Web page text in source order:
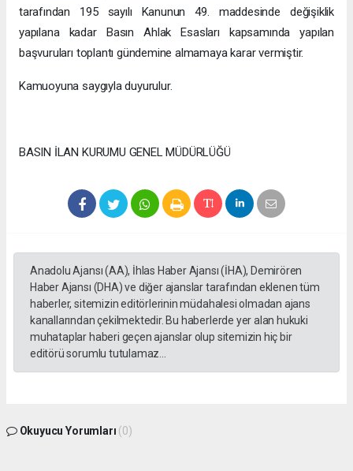
tarafından 195 sayılı Kanunun 49. maddesinde değişiklik
yapılana kadar Basın Ahlak Esasları kapsamında yapılan
başvuruları toplantı gündemine almamaya karar vermiştir.
Kamuoyuna saygıyla duyurulur.
BASIN İLAN KURUMU GENEL MÜDÜRLÜĞÜ
Anadolu Ajansı (AA), İhlas Haber Ajansı (İHA), Demirören
Haber Ajansı (DHA) ve diğer ajanslar tarafından eklenen tüm
haberler, sitemizin editörlerinin müdahalesi olmadan ajans
kanallarından çekilmektedir. Bu haberlerde yer alan hukuki
muhataplar haberi geçen ajanslar olup sitemizin hiç bir
editörü sorumlu tutulamaz...
Okuyucu Yorumları (0)